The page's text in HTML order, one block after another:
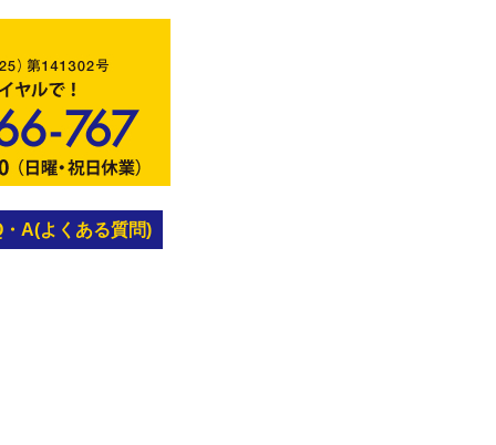
・A(よくある質問)